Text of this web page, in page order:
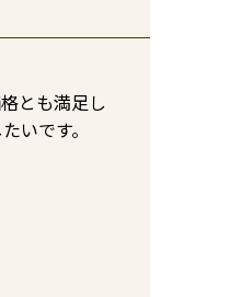
とも満足し
いです。